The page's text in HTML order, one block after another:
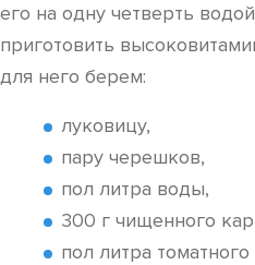
его на одну четверть
приготовить
для него берем:
луковицу,
пару черешков,
пол литра воды,
300 г чищенного
пол литра